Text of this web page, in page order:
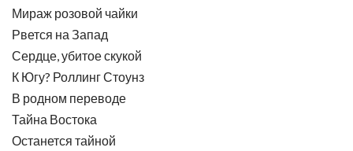
Мираж розовой чайки
Рвется на Запад
Сердце, убитое скукой
К Югу? Роллинг Стоунз
В родном переводе
Тайна Востока
Останется тайной